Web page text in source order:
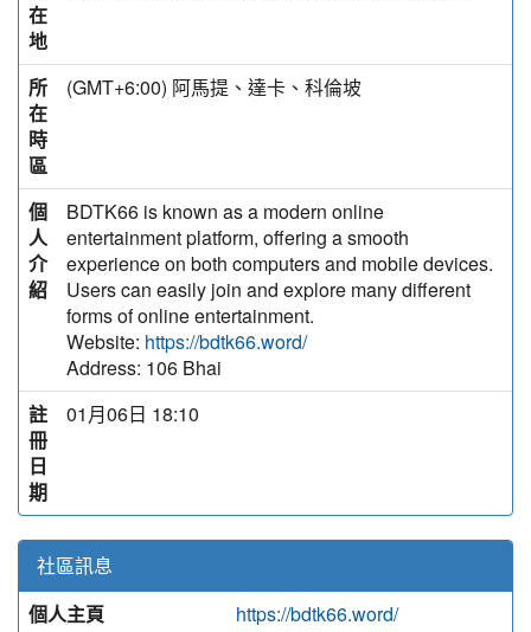
在
地
所
在
時
區
(GMT+6:00) 阿馬提、達卡、科倫坡
個
人
介
紹
BDTK66 is known as a modern online
entertainment platform, offering a smooth
experience on both computers and mobile devices.
Users can easily join and explore many different
forms of online entertainment.
Website: https://bdtk66.word/
Address: 106 Bhai
註
冊
日
期
01月06日 18:10
社區訊息
個人主頁
https://bdtk66.word/